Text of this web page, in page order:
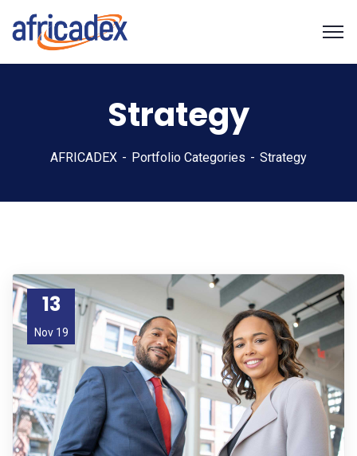
Strategy
AFRICADEX Portfolio Categories Strategy
13
Nov 19